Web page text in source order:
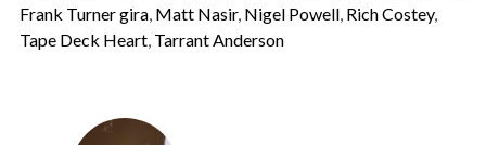
Frank Turner gira, Matt Nasir, Nigel Powell, Rich Costey,
Tape Deck Heart, Tarrant Anderson